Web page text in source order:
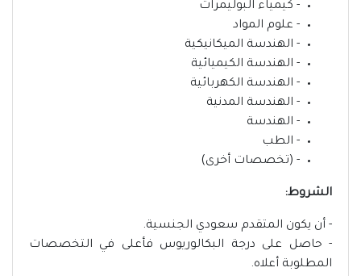
- كيمياء البوليمرات
- علوم المواد
- الهندسة الميكانيكية
- الهندسة الكيميائية
- الهندسة الكهربائية
- الهندسة المدنية
- الهندسة
- الطب
- (تخصصات أخرى)
الشروط:
- أن يكون المتقدم سعودي الجنسية.
- حاصل على درجة البكالوريوس فأعلى في التخصصات
المطلوبة أعلاه.